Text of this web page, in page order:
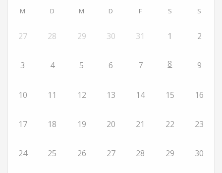
M D M D F S S
27 28 29 30 31 1 2
3 4 5 6 7 8 9
10 11 12 13 14 15 16
17 18 19 20 21 22 23
24 25 26 27 28 29 30